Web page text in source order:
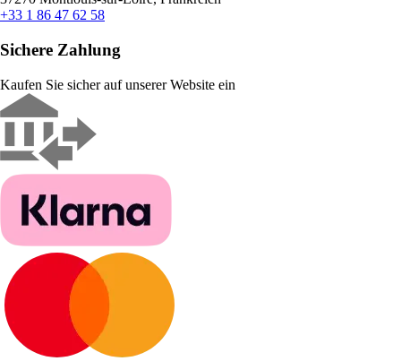
+33 1 86 47 62 58
Sichere Zahlung
Kaufen Sie sicher auf unserer Website ein